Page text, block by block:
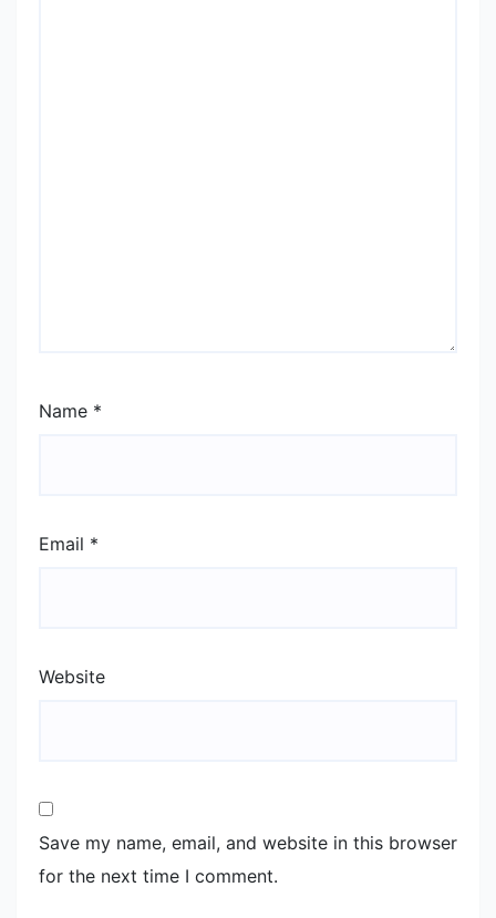
Name *
Email *
Website
Save my name, email, and website in this browser
for the next time I comment.